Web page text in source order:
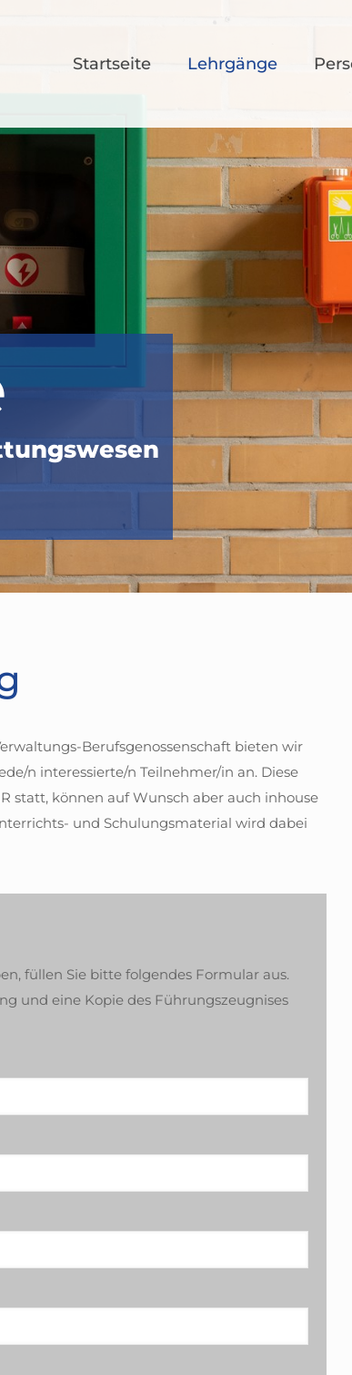
Startseite Lehrgänge
Berufsgenossenschaft bieten wir
n interessierte/n Teilnehmer/in an. Diese
statt, können auf Wunsch aber auch inhouse
und Schulungsmaterial wird dabei
füllen Sie bitte folgendes Formular aus.
und eine Kopie des Führungszeugnises